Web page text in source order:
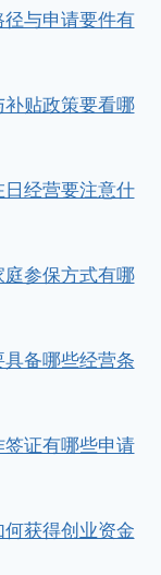
与申请要件有
贴政策要看哪
经营要注意什
参保方式有哪
备哪些经营条
证有哪些申请
获得创业资金